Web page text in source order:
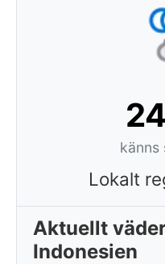
känns
Lokalt
Aktuellt
Indonesien